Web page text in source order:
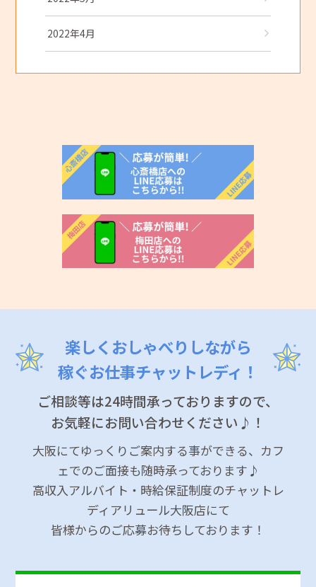
2022年4月
楽しくおしゃべりしながら
稼ぐお仕事チャットレディ！
ご相談等は24時間承っておりますので、
お気軽にお問い合わせください♪！
大阪にてゆっくりご案内する事ができる、カフ
ェでのご面接も随時承っております♪
高収入アルバイト・時給保証制度のチャットレ
ディアリュール大阪店にて
皆様からのご応募お待ちしております！